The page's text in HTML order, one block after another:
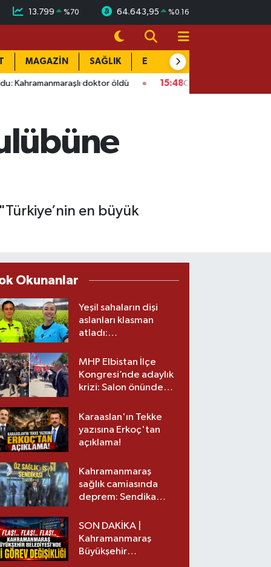
13.799 %70 64.643,95 %0.16
MAGAZİN SAĞLIK EĞİTİM
doktor öldü 15:48Onikişubat’ta ücretsiz üniversite
en büyük
Okunanlar
Yeşil sahaların dişi
aslanları klasman
atladı:
üst lige iki transfer!
MHP Elbistan İlçe
Kongresi’nde adaylık
krizi: Salon önünde
Karaaslan'ın Tekke
yazısına Erkoç'tan
açıklama!
Kahramanmaraş
sağlık camiasında
deprem: Sendika
SON DAKİKA |
Kahramanmaraş
Büyükşehir